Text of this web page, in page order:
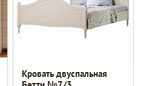
Кровать двуспальная